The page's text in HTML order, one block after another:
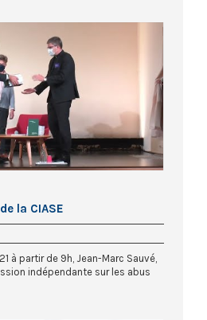
la CIASE
à partir de 9h, Jean-Marc Sauvé,
indépendante sur les abus